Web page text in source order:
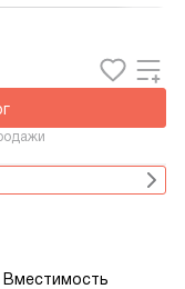
Вместимость